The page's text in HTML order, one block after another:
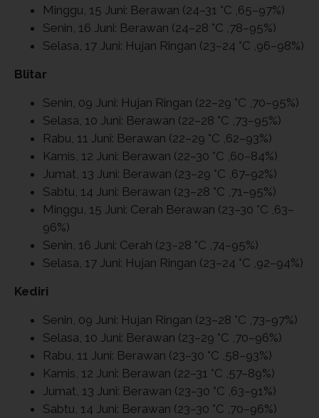
Minggu, 15 Juni: Berawan (24–31 °C ,65–97%)
Senin, 16 Juni: Berawan (24–28 °C ,78–95%)
Selasa, 17 Juni: Hujan Ringan (23–24 °C ,96–98%)
Blitar
Senin, 09 Juni: Hujan Ringan (22–29 °C ,70–95%)
Selasa, 10 Juni: Berawan (22–28 °C ,73–95%)
Rabu, 11 Juni: Berawan (22–29 °C ,62–93%)
Kamis, 12 Juni: Berawan (22–30 °C ,60–84%)
Jumat, 13 Juni: Berawan (23–29 °C ,67–92%)
Sabtu, 14 Juni: Berawan (23–28 °C ,71–95%)
Minggu, 15 Juni: Cerah Berawan (23–30 °C ,63–
96%)
Senin, 16 Juni: Cerah (23–28 °C ,74–95%)
Selasa, 17 Juni: Hujan Ringan (23–24 °C ,92–94%)
Kediri
Senin, 09 Juni: Hujan Ringan (23–28 °C ,73–97%)
Selasa, 10 Juni: Berawan (23–29 °C ,70–96%)
Rabu, 11 Juni: Berawan (23–30 °C ,58–93%)
Kamis, 12 Juni: Berawan (22–31 °C ,57–89%)
Jumat, 13 Juni: Berawan (23–30 °C ,63–91%)
Sabtu, 14 Juni: Berawan (23–30 °C ,70–96%)